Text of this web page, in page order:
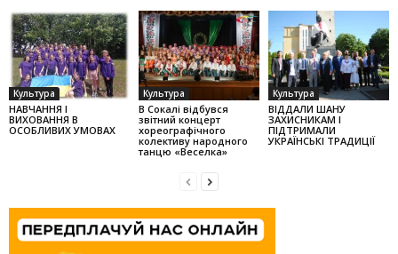
Культура
НАВЧАННЯ І
ВИХОВАННЯ В
ОСОБЛИВИХ УМОВАХ
Культура
В Сокалі відбувся
звітний концерт
хореографічного
колек­тиву народного
танцю «Веселка»
Культура
ВІДДАЛИ ШАНУ
ЗАХИСНИКАМ І
ПІДТРИМАЛИ
УКРАЇНСЬКІ ТРАДИЦІЇ